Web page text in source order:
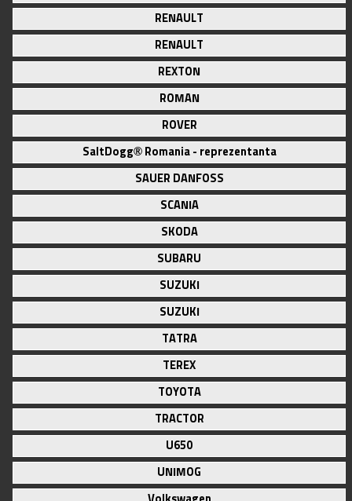
RENAULT
RENAULT
REXTON
ROMAN
ROVER
SaltDogg® Romania - reprezentanta
SAUER DANFOSS
SCANIA
SKODA
SUBARU
SUZUKI
SUZUKI
TATRA
TEREX
TOYOTA
TRACTOR
U650
UNIMOG